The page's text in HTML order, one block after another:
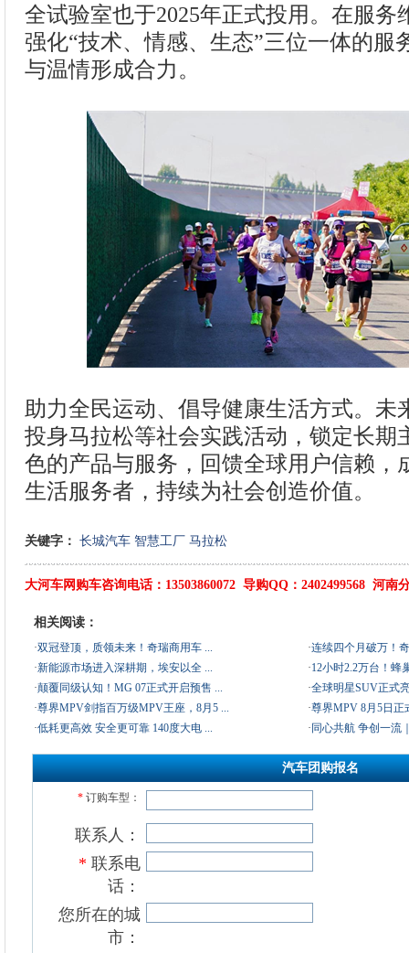
全试验室也于2025年正式投用。在服务
强化“技术、情感、生态”三位一体的服
与温情形成合力。
助力全民运动、倡导健康生活方式。未
投身马拉松等社会实践活动，锁定长期
色的产品与服务，回馈全球用户信赖，
生活服务者，持续为社会创造价值。
关键字： 长城汽车 智慧工厂 马拉松
大河车网购车咨询电话：13503860072 导购QQ：2402499568 河南
相关阅读：
·双冠登顶，质领未来！奇瑞商用车 ... ·连续四个月破万！
·新能源市场进入深耕期，埃安以全 ... ·12小时2.2万台！蜂
·颠覆同级认知！MG 07正式开启预售 ... ·全球明星SUV正式
·尊界MPV剑指百万级MPV王座，8月5 ... ·尊界MPV 8月5日正
·低耗更高效 安全更可靠 140度大电 ... · 同心共航 争创一流
汽车团购报名
* 订购车型：
联系人 ：
* 联系电
话 ：
您所在的城
市：